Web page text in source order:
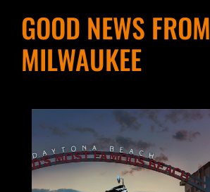
GOOD NEWS FROM
MILWAUKEE